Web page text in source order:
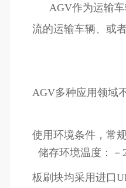
AGV作为运输车
流的运输车辆、或
AGV多种应用领域
使用环境条件，常
板刷块均采用进口